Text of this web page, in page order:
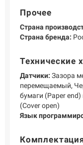
Прочее
Страна
Страна бренда:
Технические
Датчики: Зазора
перемещаемый,
бумаги (Paper
(Cover open)
Язык